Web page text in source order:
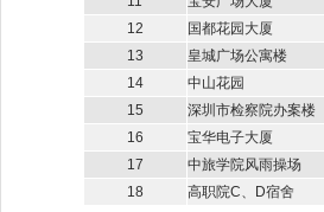
12
国都花园大厦
13
皇城广场公寓楼
14
中山花园
15
深圳市检察院办案楼
16
宝华电子大厦
17
中旅学院风雨操场
18
高职院C、D宿舍